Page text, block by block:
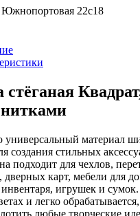
Южнопортовая 22с18
стёганая
универсальный материал
создания стильных
подходит для чехлов,
дверных карт, мебели для
игрушек и
и легко
любые творческие